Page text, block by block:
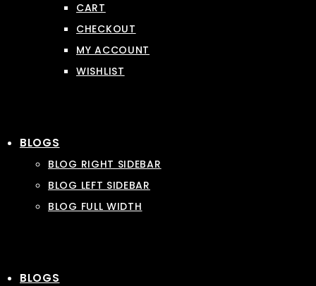
CART
CHECKOUT
MY ACCOUNT
WISHLIST
BLOGS
BLOG RIGHT SIDEBAR
BLOG LEFT SIDEBAR
BLOG FULL WIDTH
BLOGS